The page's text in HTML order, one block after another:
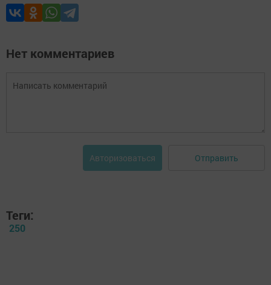
Нет комментариев
Авторизоваться Отправить
Теги:
250